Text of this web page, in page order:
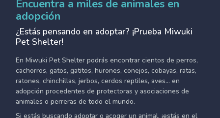
Encuentra a miles de animales en
adopción
¿Estás pensando en adoptar? ¡Prueba Miwuki
Pet Shelter!
En Miwuki Pet Shelter podrás encontrar cientos de perros,
cachorros, gatos, gatitos, hurones, conejos, cobayas, ratas,
ratones, chinchillas, jerbos, cerdos reptiles, aves... en
adopción procedentes de protectoras y asociaciones de
animales o perreras de todo el mundo.
Si estás buscando adoptar o acoger un animal, ¡estás en el